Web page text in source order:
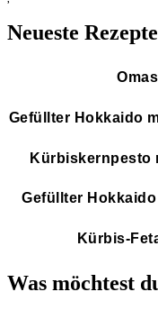
Neueste
Gefüllter Hokkaido
Kürbiskernpesto
Gefüllter
Kürbis-
Was möchtest